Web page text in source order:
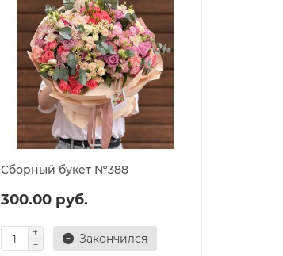
Cборный букет №388
300.00 руб.
Закончился